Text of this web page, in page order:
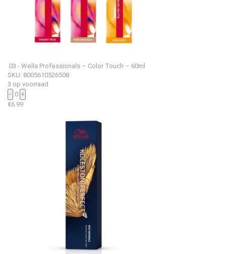
.03 - Wella Professionals – Color Touch – 60ml
SKU: 8005610526508
3 op voorraad
− 0 +
€6.99